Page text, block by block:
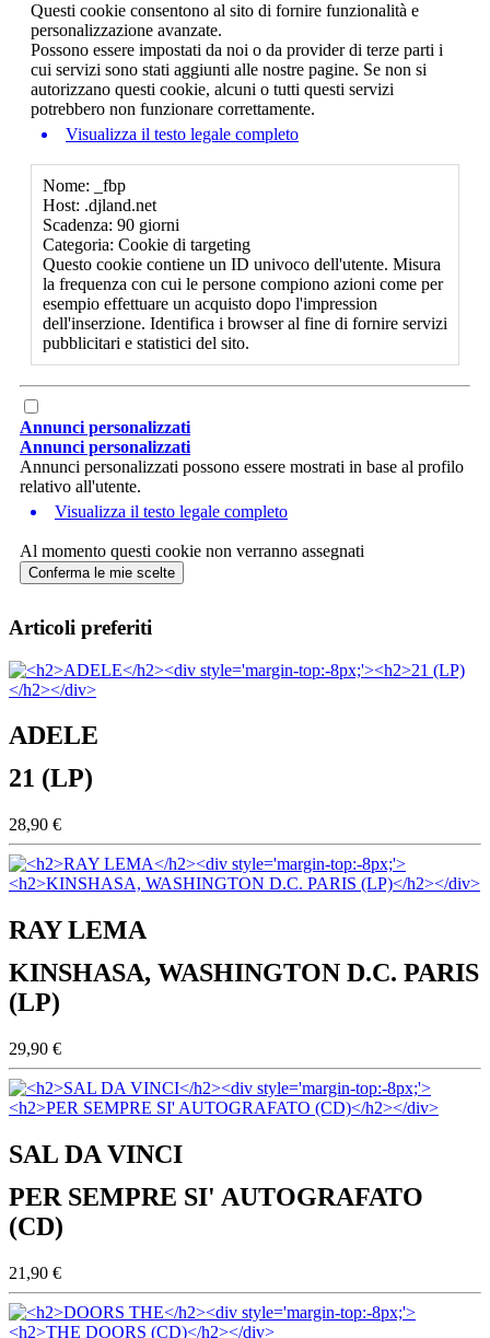
Questi cookie consentono al sito di fornire funzionalità e
personalizzazione avanzate.
Possono essere impostati da noi o da provider di terze parti i
cui servizi sono stati aggiunti alle nostre pagine. Se non si
autorizzano questi cookie, alcuni o tutti questi servizi
potrebbero non funzionare correttamente.
Visualizza il testo legale completo
Nome: _fbp
Host: .djland.net
Scadenza: 90 giorni
Categoria: Cookie di targeting
Questo cookie contiene un ID univoco dell'utente. Misura
la frequenza con cui le persone compiono azioni come per
esempio effettuare un acquisto dopo l'impression
dell'inserzione. Identifica i browser al fine di fornire servizi
pubblicitari e statistici del sito.
Annunci personalizzati
Annunci personalizzati
Annunci personalizzati possono essere mostrati in base al profilo
relativo all'utente.
Visualizza il testo legale completo
Al momento questi cookie non verranno assegnati
Conferma le mie scelte
Articoli preferiti
ADELE
21 (LP)
28,90 €
RAY LEMA
KINSHASA, WASHINGTON D.C. PARIS
(LP)
29,90 €
SAL DA VINCI
PER SEMPRE SI' AUTOGRAFATO
(CD)
21,90 €